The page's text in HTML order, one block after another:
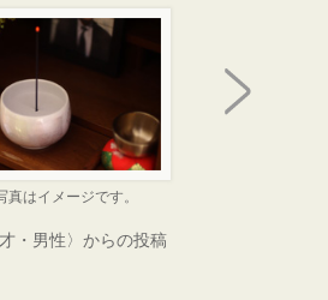
真はイメージです。
・男性〉からの投稿